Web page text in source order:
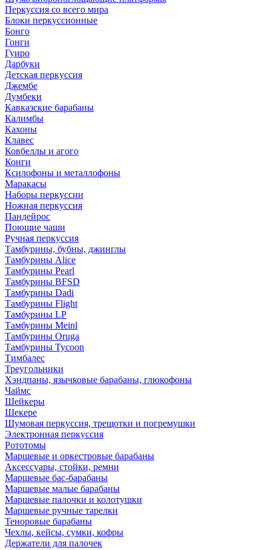
Перкуссия со всего мира
Блоки перкуссионные
Бонго
Гонги
Гуиро
Дарбуки
Детская перкуссия
Джембе
Думбеки
Кавказские барабаны
Калимбы
Кахоны
Клавес
Ковбеллы и агого
Конги
Ксилофоны и металлофоны
Маракасы
Наборы перкуссии
Ножная перкуссия
Пандейрос
Поющие чаши
Ручная перкуссия
Тамбурины, бубны, джинглы
Тамбурины Alice
Тамбурины Pearl
Тамбурины BFSD
Тамбурины Dadi
Тамбурины Flight
Тамбурины LP
Тамбурины Meinl
Тамбурины Oruga
Тамбурины Tycoon
Тимбалес
Треугольники
Хэндпаны, язычковые барабаны, глюкофоны
Чаймс
Шейкеры
Шекере
Шумовая перкуссия, трещотки и погремушки
Электронная перкуссия
Рототомы
Маршевые и оркестровые барабаны
Аксессуары, стойки, ремни
Маршевые бас-барабаны
Маршевые малые барабаны
Маршевые палочки и колотушки
Маршевые ручные тарелки
Теноровые барабаны
Чехлы, кейсы, сумки, кофры
Держатели для палочек